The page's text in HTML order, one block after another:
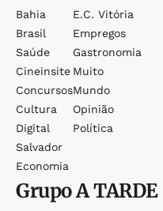
Bahia
Brasil
Saúde
Cineinsite
Concursos
Cultura
Digital
Salvador
Economia
E.c. Vitória
Empregos
Gastronomia
Muito
Mundo
Opinião
Política
GrupoA TARDE